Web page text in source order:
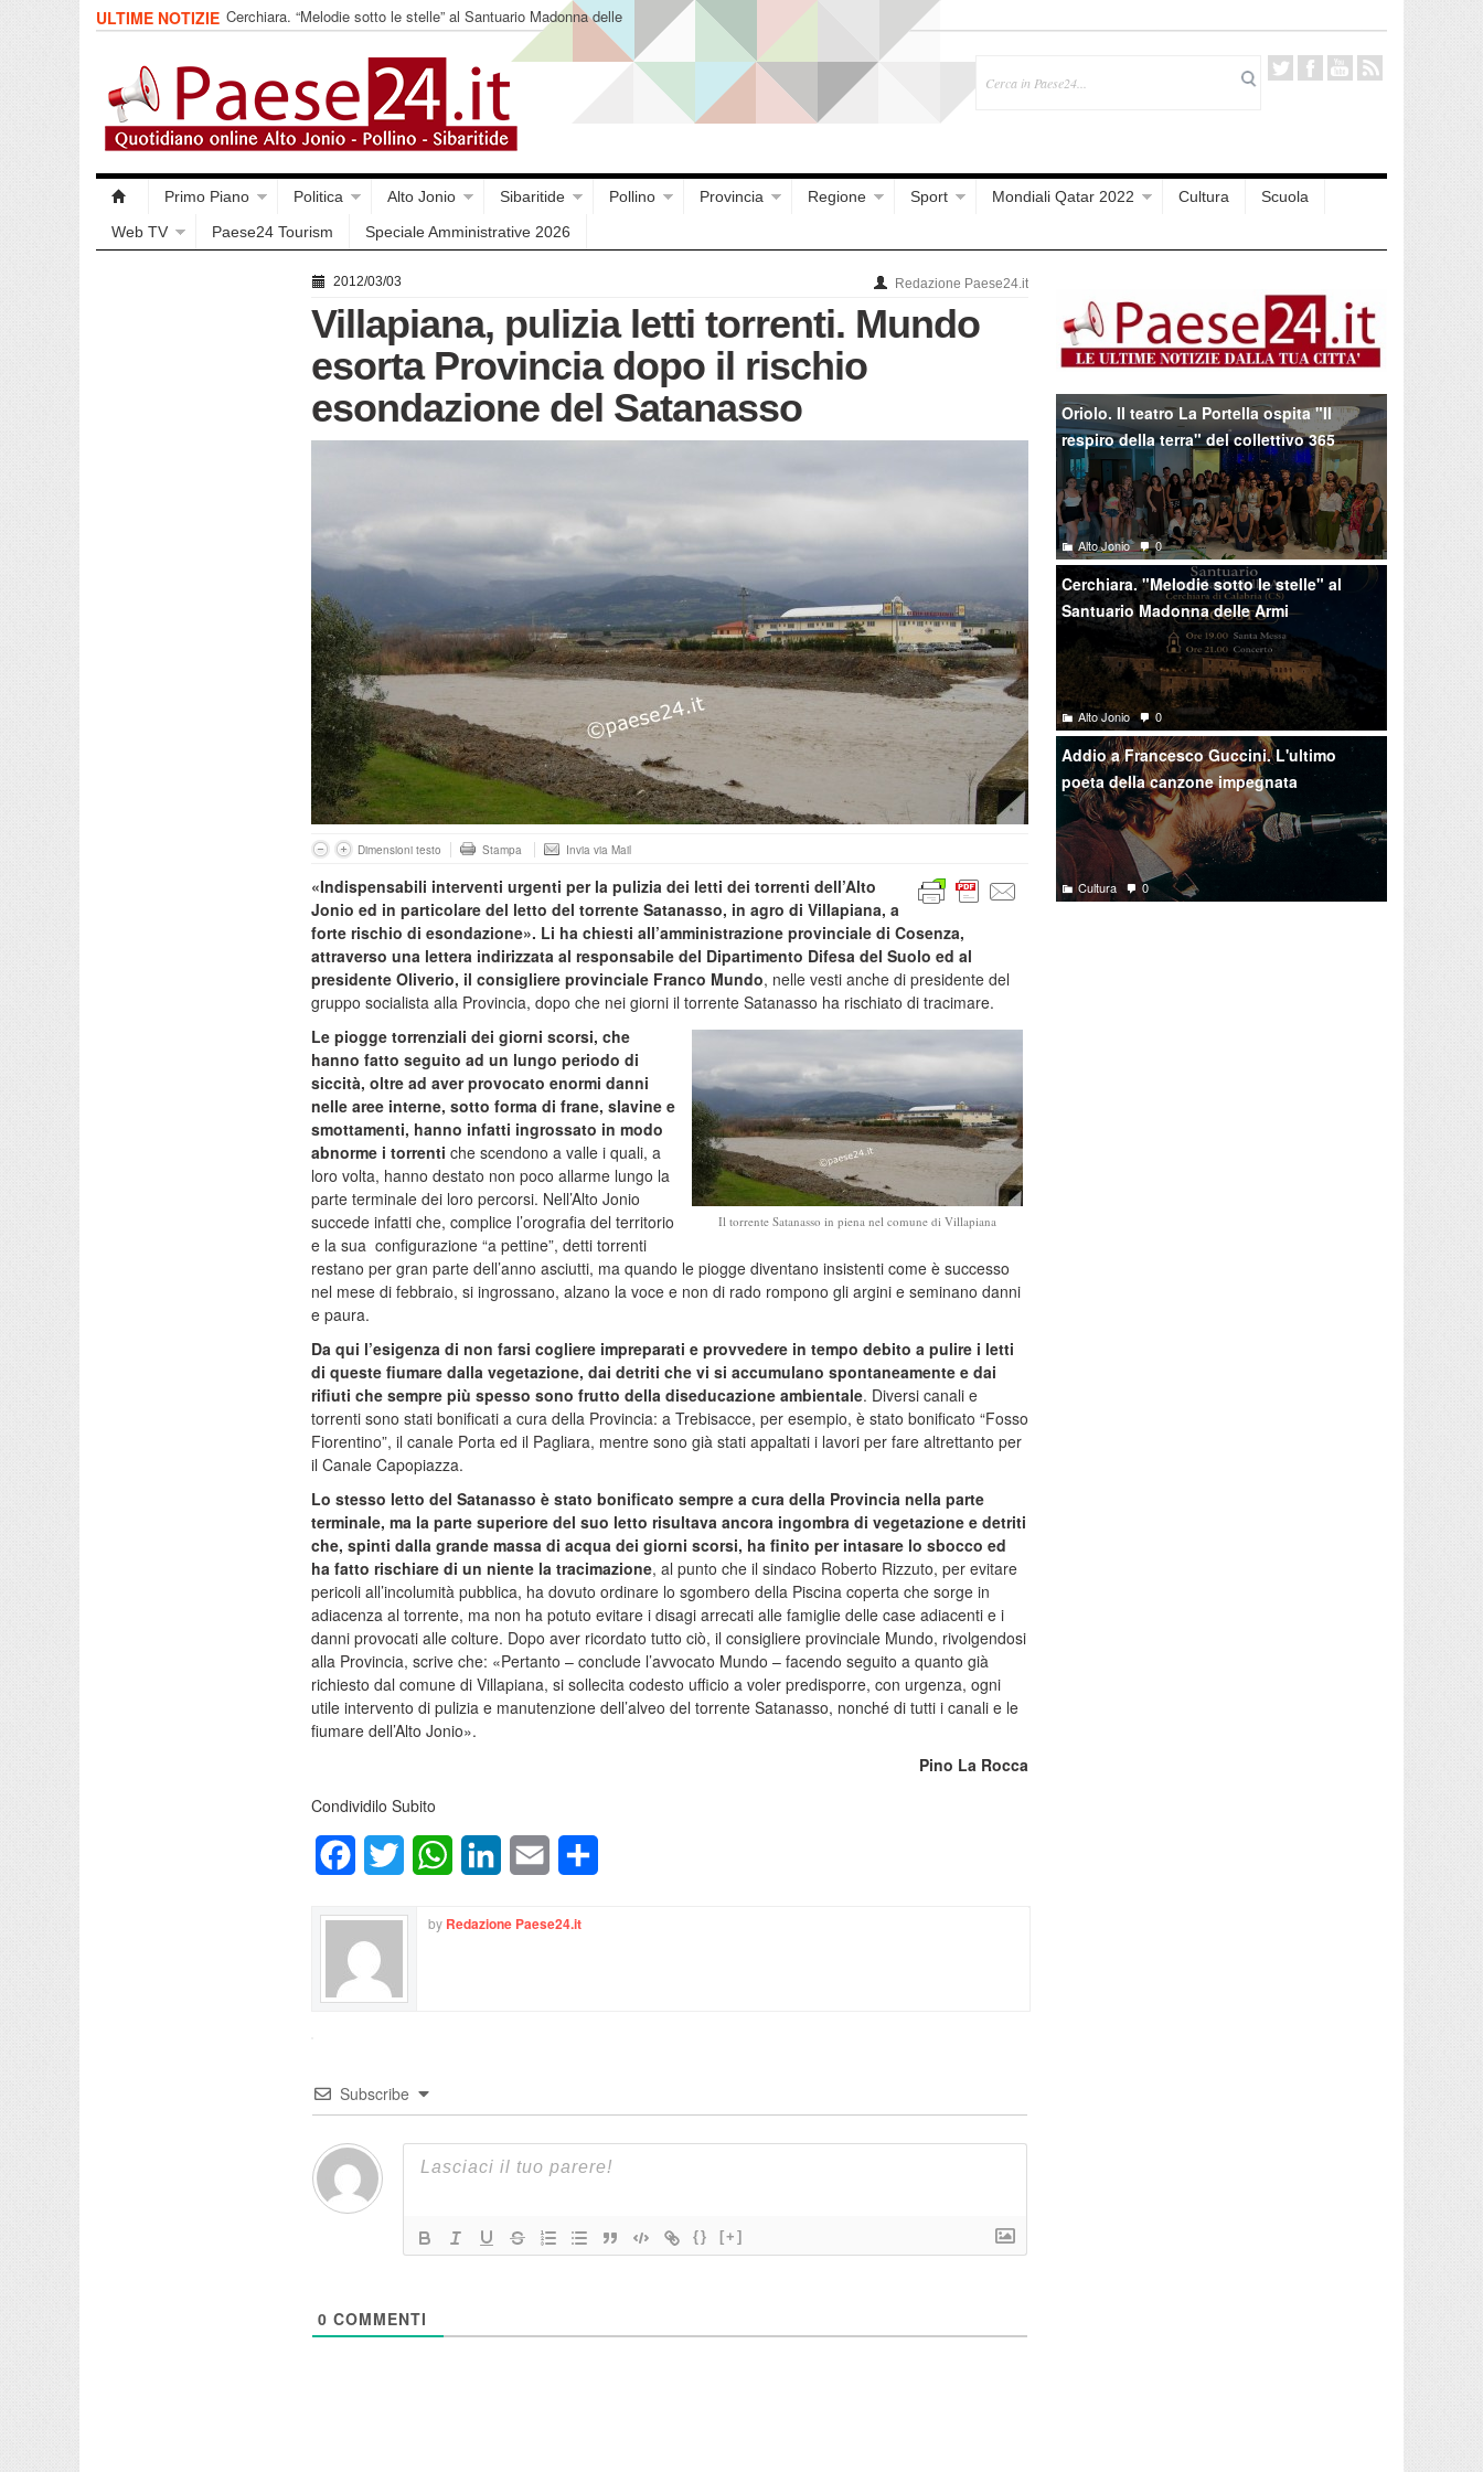
ULTIME NOTIZIE Cerchiara. “Melodie sotto le stelle” al Santuario Madonna delle
Armi
Primo Piano Politica Alto Jonio Sibaritide Pollino Provincia Regione Sport Mondiali Qatar 2022 Cultura
Scuola
Web TV
Paese24 Tourism Speciale Amministrative 2026
2012/03/03 Redazione Paese24.it
Villapiana, pulizia letti torrenti. Mundo
esorta Provincia dopo il rischio
esondazione del Satanasso
Dimensioni testo Stampa Invia via Mail
«Indispensabili interventi urgenti per la pulizia dei letti dei torrenti dell’Alto
Jonio ed in particolare del letto del torrente Satanasso, in agro di Villapiana, a
forte rischio di esondazione». Li ha chiesti all’amministrazione provinciale di Cosenza,
attraverso una lettera indirizzata al responsabile del Dipartimento Difesa del Suolo ed al
presidente Oliverio, il consigliere provinciale Franco Mundo, nelle vesti anche di presidente del
gruppo socialista alla Provincia, dopo che nei giorni il torrente Satanasso ha rischiato di tracimare.
Il torrente Satanasso in piena nel comune di Villapiana
Le piogge torrenziali dei giorni scorsi, che
hanno fatto seguito ad un lungo periodo di
siccità, oltre ad aver provocato enormi danni
nelle aree interne, sotto forma di frane, slavine e
smottamenti, hanno infatti ingrossato in modo
abnorme i torrenti che scendono a valle i quali, a
loro volta, hanno destato non poco allarme lungo la
parte terminale dei loro percorsi. Nell’Alto Jonio
succede infatti che, complice l’orografia del territorio
e la sua configurazione “a pettine”, detti torrenti
restano per gran parte dell’anno asciutti, ma quando le piogge diventano insistenti come è successo
nel mese di febbraio, si ingrossano, alzano la voce e non di rado rompono gli argini e seminano danni
e paura.
Da qui l’esigenza di non farsi cogliere impreparati e provvedere in tempo debito a pulire i letti
di queste fiumare dalla vegetazione, dai detriti che vi si accumulano spontaneamente e dai
rifiuti che sempre più spesso sono frutto della diseducazione ambientale. Diversi canali e
torrenti sono stati bonificati a cura della Provincia: a Trebisacce, per esempio, è stato bonificato “Fosso
Fiorentino”, il canale Porta ed il Pagliara, mentre sono già stati appaltati i lavori per fare altrettanto per
il Canale Capopiazza.
Lo stesso letto del Satanasso è stato bonificato sempre a cura della Provincia nella parte
terminale, ma la parte superiore del suo letto risultava ancora ingombra di vegetazione e detriti
che, spinti dalla grande massa di acqua dei giorni scorsi, ha finito per intasare lo sbocco ed
ha fatto rischiare di un niente la tracimazione, al punto che il sindaco Roberto Rizzuto, per evitare
pericoli all’incolumità pubblica, ha dovuto ordinare lo sgombero della Piscina coperta che sorge in
adiacenza al torrente, ma non ha potuto evitare i disagi arrecati alle famiglie delle case adiacenti e i
danni provocati alle colture. Dopo aver ricordato tutto ciò, il consigliere provinciale Mundo, rivolgendosi
alla Provincia, scrive che: «Pertanto – conclude l’avvocato Mundo – facendo seguito a quanto già
richiesto dal comune di Villapiana, si sollecita codesto ufficio a voler predisporre, con urgenza, ogni
utile intervento di pulizia e manutenzione dell’alveo del torrente Satanasso, nonché di tutti i canali e le
fiumare dell’Alto Jonio».
Pino La Rocca
Condividilo Subito
FacebookTwitter WhatsAppLinkedInEmail
by Redazione Paese24.it
Subscribe
{} [+]
0 COMMENTI
Oriolo. Il teatro La Portella ospita "Il
respiro della terra" del collettivo 365
Alto Jonio 0
Cerchiara. "Melodie sotto le stelle" al
Santuario Madonna delle Armi
Alto Jonio 0
Addio a Francesco Guccini. L'ultimo
poeta della canzone impegnata
Cultura 0